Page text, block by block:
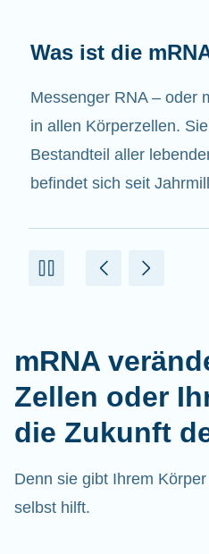
Welche
Wie der Name schon
Bote. Sie interagiert mit
in den Zellen, die zur
beitragen.
mRNA
Zellen oder
die Zukunft
Denn sie gibt Ihrem
selbst hilft.